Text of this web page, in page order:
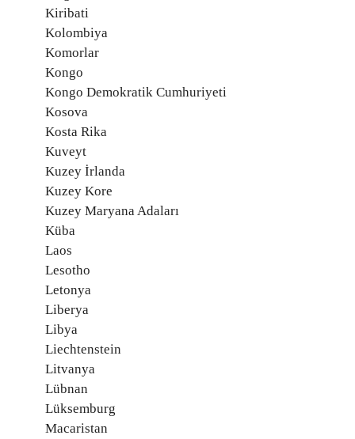
Kiribati
Kolombiya
Komorlar
Kongo
Kongo Demokratik Cumhuriyeti
Kosova
Kosta Rika
Kuveyt
Kuzey İrlanda
Kuzey Kore
Kuzey Maryana Adaları
Küba
Laos
Lesotho
Letonya
Liberya
Libya
Liechtenstein
Litvanya
Lübnan
Lüksemburg
Macaristan